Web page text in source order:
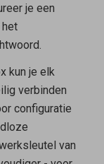
je een
kun je elk
verbinden
configuratie
van